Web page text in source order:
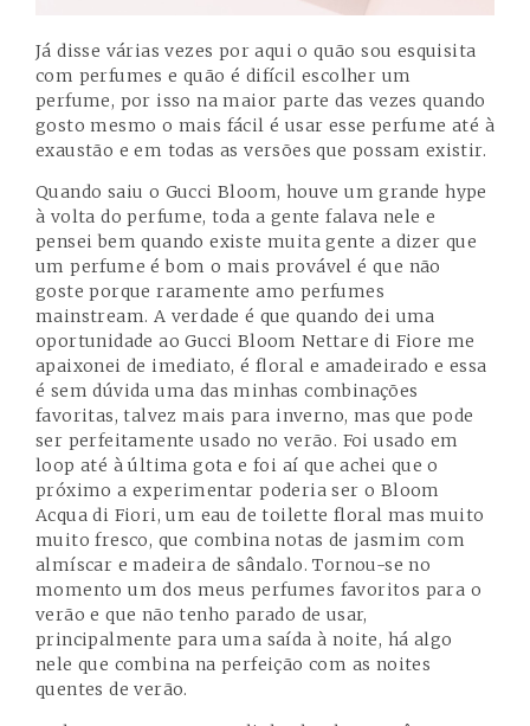
Já disse várias vezes por aqui o quão sou esquisita
com perfumes e quão é difícil escolher um
perfume, por isso na maior parte das vezes quando
gosto mesmo o mais fácil é usar esse perfume até à
exaustão e em todas as versões que possam existir.
Quando saiu o Gucci Bloom, houve um grande hype
à volta do perfume, toda a gente falava nele e
pensei bem quando existe muita gente a dizer que
um perfume é bom o mais provável é que não
goste porque raramente amo perfumes
mainstream. A verdade é que quando dei uma
oportunidade ao Gucci Bloom Nettare di Fiore me
apaixonei de imediato, é floral e amadeirado e essa
é sem dúvida uma das minhas combinações
favoritas, talvez mais para inverno, mas que pode
ser perfeitamente usado no verão. Foi usado em
loop até à última gota e foi aí que achei que o
próximo a experimentar poderia ser o Bloom
Acqua di Fiori, um eau de toilette floral mas muito
muito fresco, que combina notas de jasmim com
almíscar e madeira de sândalo. Tornou-se no
momento um dos meus perfumes favoritos para o
verão e que não tenho parado de usar,
principalmente para uma saída à noite, há algo
nele que combina na perfeição com as noites
quentes de verão.